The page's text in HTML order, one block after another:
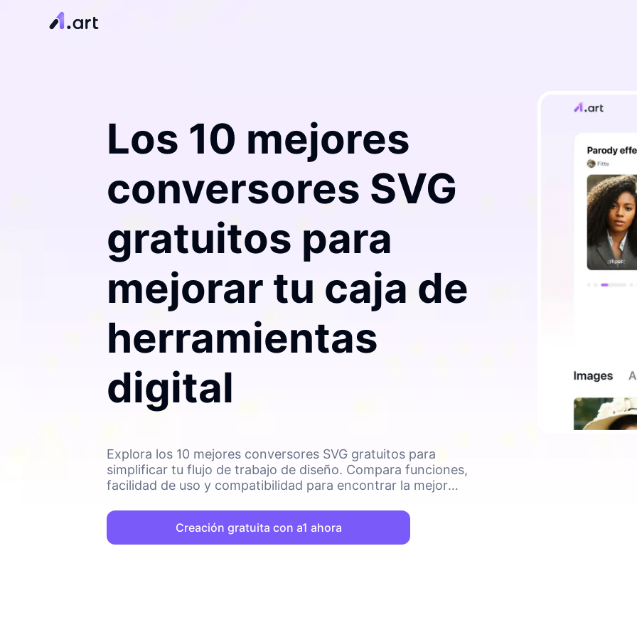
Los 10 mejores
conversores SVG
gratuitos para
mejorar tu caja de
herramientas
digital
Explora los 10 mejores conversores SVG gratuitos para
simplificar tu flujo de trabajo de diseño. Compara funciones,
facilidad de uso y compatibilidad para encontrar la mejor
Creación gratuita con a1 ahora